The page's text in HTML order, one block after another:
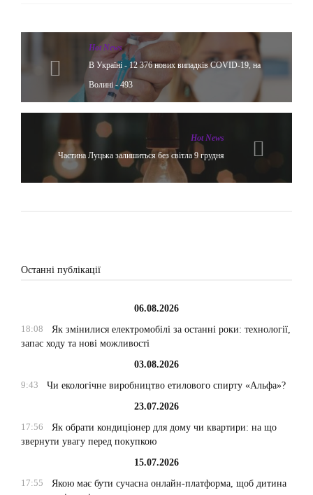
Hot News
В Україні - 12 376 нових випадків COVID-19, на
Волині - 493
Hot News
Частина Луцька залишиться без світла 9 грудня
Останні публікації
06.08.2026
18:08
Як змінилися електромобілі за останні роки: технології,
запас ходу та нові можливості
03.08.2026
9:43
Чи екологічне виробництво етилового спирту «Альфа»?
23.07.2026
17:56
Як обрати кондиціонер для дому чи квартири: на що
звернути увагу перед покупкою
15.07.2026
17:55
Якою має бути сучасна онлайн-платформа, щоб дитина